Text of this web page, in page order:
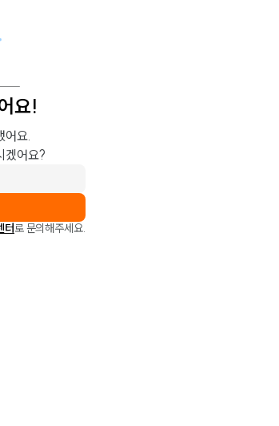
요!
어요.
겠어요?
터로 문의해주세요.